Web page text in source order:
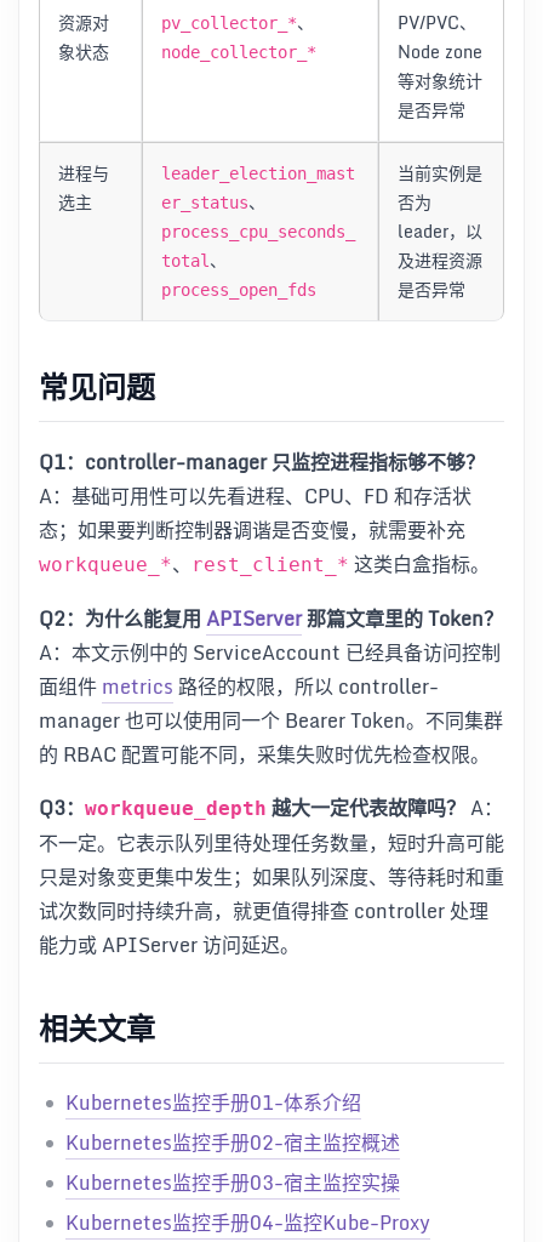
资源对
象状态
pv_collector_*、
node_collector_*
PV/PVC、
Node zone
等对象统计
是否异常
进程与
选主
leader_election_mast
er_status、
process_cpu_seconds_
total 、
process_open_fds
当前实例是
否为
leader，以
及进程资源
是否异常
常见问题
Q1：controller-manager 只监控进程指标够不够？
A：基础可用性可以先看进程、CPU、FD 和存活状
态；如果要判断控制器调谐是否变慢，就需要补充
workqueue_*、 rest_client_* 这类白盒指标。
Q2：为什么能复用APIServer那篇文章里的 Token？
A：本文示例中的 ServiceAccount 已经具备访问控制
面组件metrics路径的权限，所以 controller-
manager 也可以使用同一个 Bearer Token。不同集群
的 RBAC 配置可能不同，采集失败时优先检查权限。
Q3： workqueue_depth 越大一定代表故障吗？ A：
不一定。它表示队列里待处理任务数量，短时升高可能
只是对象变更集中发生；如果队列深度、等待耗时和重
试次数同时持续升高，就更值得排查 controller 处理
能力或 APIServer 访问延迟。
相关文章
Kubernetes监控手册01-体系介绍
Kubernetes监控手册02-宿主监控概述
Kubernetes监控手册03-宿主监控实操
Kubernetes监控手册04-监控Kube-Proxy